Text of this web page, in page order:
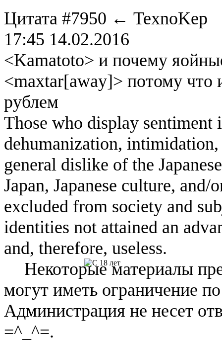
Цитата #7950 ← TexnoKep
17:45 14.02.2016
<Kamatoto> и почему
<maxtar[away]> потому что
рублем
Those who display
dehumanization,
general dislike of the
Japan, Japanese culture, and/
excluded from society and
identities not attained an
and, therefore, useless.
Некоторые материалы
могут иметь ограничение
Администрация не несет
=^_^=.